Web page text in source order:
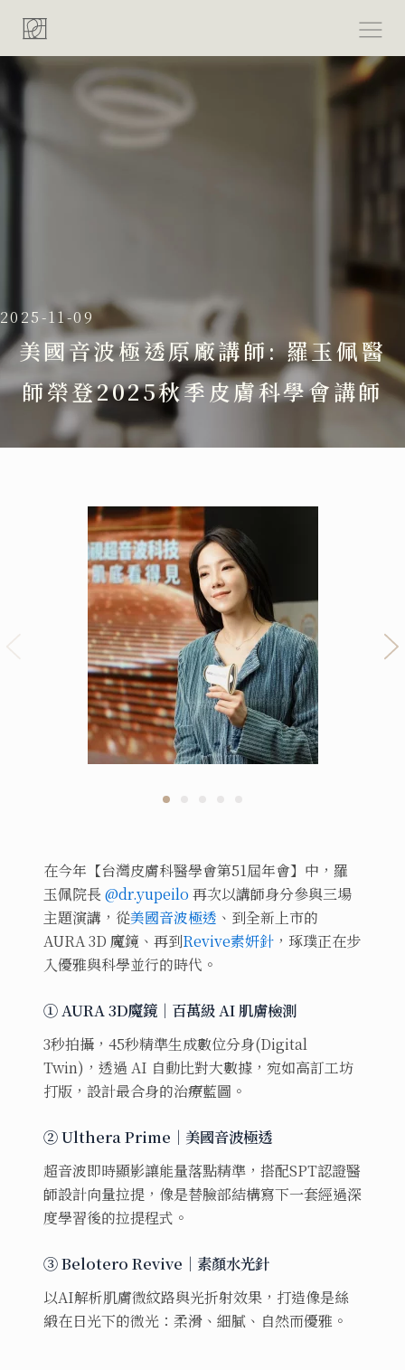
主
2025-11-09
美國音波極透原廠講師: 羅玉佩醫
師榮登2025秋季皮膚科學會講師
在今年【台灣皮膚科醫學會第51屆年會】中，羅
玉佩院長@dr.yupeilo 再次以講師身分參與三場
主題演講，從美國音波極透 、到全新上市的
AURA 3D 魔鏡、再到Revive素妍針 ，琢璞正在步
入優雅與科學並行的時代。
① AURA 3D魔鏡｜百萬級 AI 肌膚檢測
3秒拍攝，45秒精準生成數位分身(Digital
Twin)，透過 AI 自動比對大數據，宛如高訂工坊
打版，設計最合身的治療藍圖。
② Ulthera Prime｜美國音波極透
超音波即時顯影讓能量落點精準，搭配SPT認證醫
師設計向量拉提，像是替臉部結構寫下一套經過深
度學習後的拉提程式。
③ Belotero Revive｜素顏水光針
以AI解析肌膚微紋路與光折射效果，打造像是絲
緞在日光下的微光：柔滑、細膩、自然而優雅。